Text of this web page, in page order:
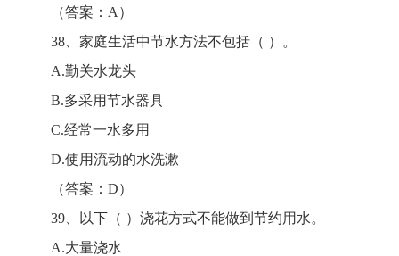
（答案：A）
38、家庭生活中节水方法不包括（ ）。
A.勤关水龙头
B.多采用节水器具
C.经常一水多用
D.使用流动的水洗漱
（答案：D）
39、以下（ ）浇花方式不能做到节约用水。
A.大量浇水